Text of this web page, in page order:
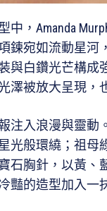
中，Amanda
鍊宛如流動星
與白鑽光芒構成
澤被放大呈現，
注入浪漫與靈動
光般環繞；祖母
石胸針，以黃、
豔的造型加入一